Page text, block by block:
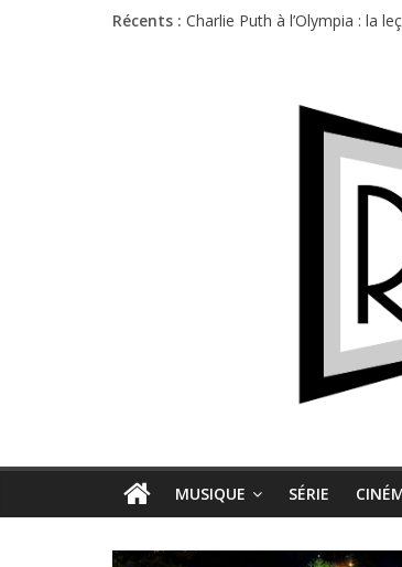
Récents : Charlie Puth à l’Olympia : la
Première édition du Midgard
MUSIQUE SÉRIE